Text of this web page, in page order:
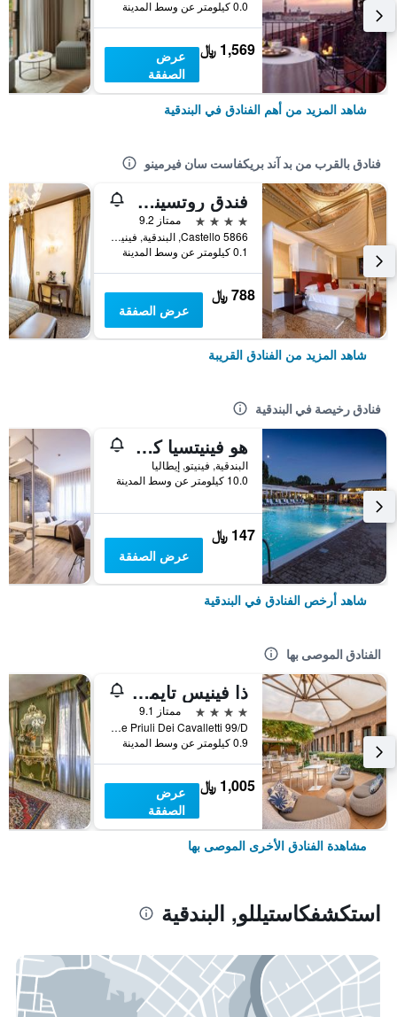
0.0 كيلومتر عن وسط المدينة
1,569 ﷼
عرض
الصفقة
شاهد المزيد من أهم الفنادق في البندقية
فنادق بالقرب من بد آند بريكفاست سان فيرمينو
فندق روتسيني بالاس
4 نجوم
ممتاز 9.2
Castello 5866, البندقية, فينيتو, إيطاليا
0.1 كيلومتر عن وسط المدينة
788 ﷼
عرض الصفقة
شاهد المزيد من الفنادق القريبة
فنادق رخيصة في البندقية
هو فينيتسيا كامبنج إن تاون
البندقية, فينيتو, إيطاليا
10.0 كيلومتر عن وسط المدينة
147 ﷼
عرض الصفقة
شاهد أرخص الفنادق في البندقية
الفنادق الموصى بها
ذا فينيس تايمز هوتل، فينيت كوليكش باي آيتش جي
4 نجوم
ممتاز 9.1
Calle Priuli Dei Cavalletti 99/D, البندقية, فينيتو, إيطاليا
0.9 كيلومتر عن وسط المدينة
1,005 ﷼
عرض
الصفقة
مشاهدة الفنادق الأخرى الموصى بها
استكشفكاستيللو, البندقية